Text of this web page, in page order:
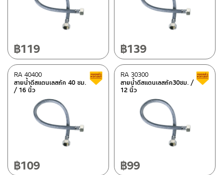
อะไหล่ AQ 108156-UF
อะไหล่ AQ 566566
อะไหล่ AQ 91234
อะไหล่ AQ 915566(10)
อะไหล่ AQ 91159(10)
อะไหล่ AQ 909654/9136
อะไหล่ AQ 911234/9136
อะไหล่ AQ 74399/9199
฿119 ฿139
สายน้ำดีสแตนเลสถัก 40 ซม.
/ 16 นิ้ว
RA 40400 Clearance sale
฿109
สายน้ำดีสแตนเลสถัก30ซม. /
12 นิ้ว
RA 30300
฿99